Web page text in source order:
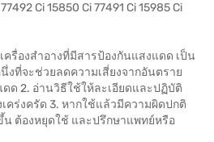
Ci 15850 Ci 77491 Ci 15985 Ci
ครื่องสำอางที่มีสารป้องกันแสงแดด เป็น
นึ่งที่จะช่วยลดความเสี่ยงจากอันตราย
ดด 2. อ่านวิธีใช้ให้ละเอียดและปฏิบัติ
เคร่งครัด 3. หากใช้แล้วมีความผิดปกติ
น ต้องหยุดใช้ และปรึกษาแพทย์หรือ